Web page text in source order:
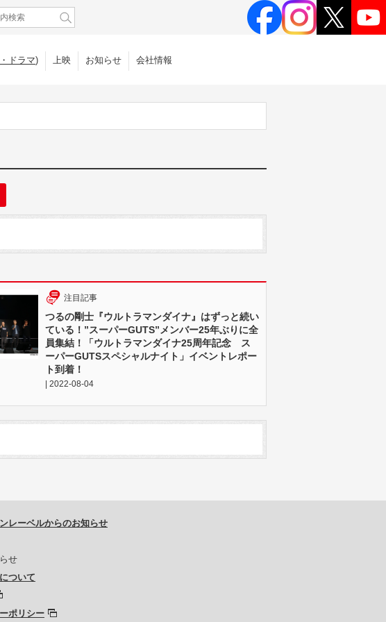
ドラマ) 上映 お知らせ 会社情報
注目記事
つるの剛士『ウルトラマンダイナ』はずっと続い
ている！”スーパーGUTS”メンバー25年ぶりに全
員集結！「ウルトラマンダイナ25周年記念 ス
ーパーGUTSスペシャルナイト」イベントレポー
ト到着！
| 2022-08-04
レーベルからのお知らせ
せ
ついて
ポリシー